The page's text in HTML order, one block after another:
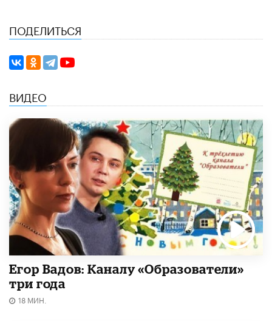
ПОДЕЛИТЬСЯ
ВИДЕО
Егор Вадов: Каналу «Образователи»
три года
18 МИН.